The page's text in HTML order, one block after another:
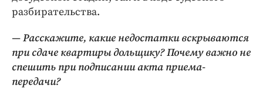
разбирательства.
— Расскажите, какие недостатки вскрываются
при сдаче квартиры дольщику? Почему важно не
спешить при подписании акта приема-
передачи?